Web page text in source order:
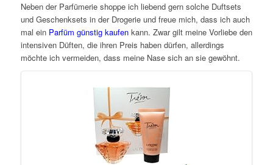
Neben der Parfümerie shoppe ich liebend gern solche Duftsets
und Geschenksets in der Drogerie und freue mich, dass ich auch
mal ein Parfüm günstig kaufenkann. Zwar gilt meine Vorliebe den
intensiven Düften, die ihren Preis haben dürfen, allerdings
möchte ich vermeiden, dass meine Nase sich an sie gewöhnt.